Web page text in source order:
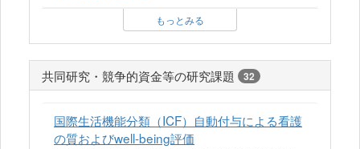
もっとみる
共同研究・競争的資金等の研究課題 32
国際生活機能分類（ICF）自動付与による看護
の質およびwell-being評価